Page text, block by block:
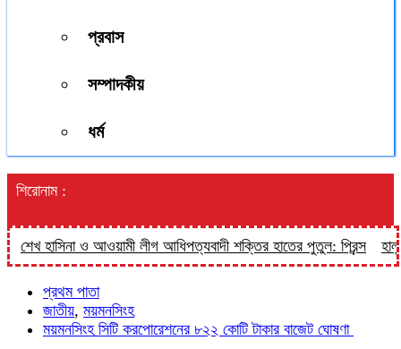
প্রবাস
সম্পাদকীয়
ধর্ম
শিরোনাম :
হাসিনা ও আওয়ামী লীগ আধিপত্যবাদী শক্তির হাতের পুতুল: প্রিন্স
প্রথম পাতা
জাতীয়, ময়মনসিংহ
ময়মনসিংহ সিটি করপোরেশনের ৮২২ কোটি টাকার বাজেট ঘোষণা